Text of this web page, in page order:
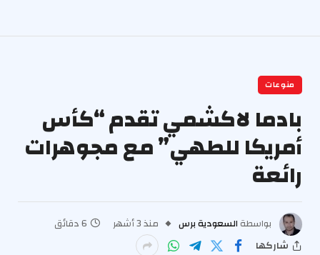
منوعات
بادما لاكشمي تقدم “كأس
أمريكا للطهي” مع مجوهرات
رائعة
بواسطة السعودية برس منذ 3 أشهر
6 دقائق
شاركها